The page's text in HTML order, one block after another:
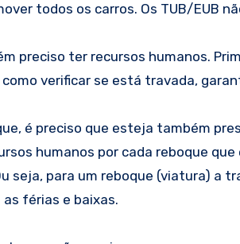
todos os carros. Os TUB/EUB
preciso ter recursos humanos.
como verificar se está travada,
é preciso que esteja também
humanos por cada reboque
seja, para um reboque (viatura) a
as férias e baixas.